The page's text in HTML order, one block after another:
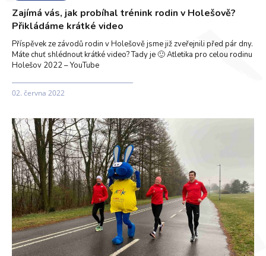
Zajímá vás, jak probíhal trénink rodin v Holešově?
Přikládáme krátké video
Příspěvek ze závodů rodin v Holešově jsme již zveřejnili před pár dny.
Máte chuť shlédnout krátké video? Tady je 🙂 Atletika pro celou rodinu
Holešov 2022 – YouTube
02. června 2022